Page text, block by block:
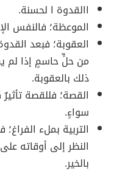
االقدوة ا لحسنة.
الموعظة؛ فالنفس
العقوبة؛ فبعد
من حلٍّ حاسمٍ إذا لم
ذلك بالعقوبة.
القصة؛ فللقصة
سواءٍ.
التربية بملء
النظر إلى أوقاته
بالخير.